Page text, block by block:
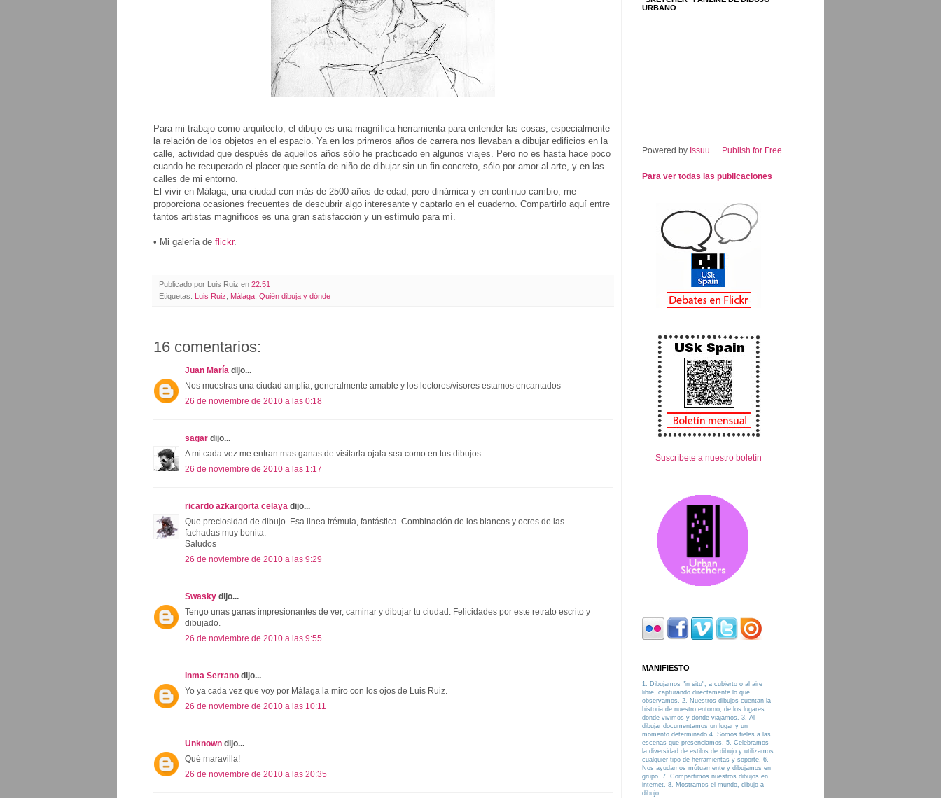
Para mi trabajo como arquitecto, el dibujo es una magnífica herramienta para entender las cosas, especialmente
la relación de los objetos en el espacio. Ya en los primeros años de carrera nos llevaban a dibujar edificios en la
calle, actividad que después de aquellos años sólo he practicado en algunos viajes. Pero no es hasta hace poco
cuando he recuperado el placer que sentía de niño de dibujar sin un fin concreto, sólo por amor al arte, y en las
calles de mi entorno.
El vivir en Málaga, una ciudad con más de 2500 años de edad, pero dinámica y en continuo cambio, me
proporciona ocasiones frecuentes de descubrir algo interesante y captarlo en el cuaderno. Compartirlo aquí entre
tantos artistas magníficos es una gran satisfacción y un estímulo para mí.
• Mi galería de flickr.
Publicado por Luis Ruiz en 22:51
Etiquetas: Luis Ruiz, Málaga, Quién dibuja y dónde
16 comentarios:
Juan María dijo...
Nos muestras una ciudad amplia, generalmente amable y los lectores/visores estamos encantados
26 de noviembre de 2010 a las 0:18
sagar dijo...
A mi cada vez me entran mas ganas de visitarla ojala sea como en tus dibujos.
26 de noviembre de 2010 a las 1:17
ricardo azkargorta celaya dijo...
Que preciosidad de dibujo. Esa linea trémula, fantástica. Combinación de los blancos y ocres de las
fachadas muy bonita.
Saludos
26 de noviembre de 2010 a las 9:29
Swasky dijo...
Tengo unas ganas impresionantes de ver, caminar y dibujar tu ciudad. Felicidades por este retrato escrito y
dibujado.
26 de noviembre de 2010 a las 9:55
Inma Serrano dijo...
Yo ya cada vez que voy por Málaga la miro con los ojos de Luis Ruiz.
26 de noviembre de 2010 a las 10:11
Unknown dijo...
Qué maravilla!
26 de noviembre de 2010 a las 20:35
URBANO
Powered by Issuu Publish for Free
Para ver todas las publicaciones
Suscríbete a nuestro boletín
MANIFIESTO
1. Dibujamos "in situ", a cubierto o al aire
libre, capturando directamente lo que
observamos. 2. Nuestros dibujos cuentan la
historia de nuestro entorno, de los lugares
donde vivimos y donde viajamos. 3. Al
dibujar documentamos un lugar y un
momento determinado 4. Somos fieles a las
escenas que presenciamos. 5. Celebramos
la diversidad de estilos de dibujo y utilizamos
cualquier tipo de herramientas y soporte. 6.
Nos ayudamos mútuamente y dibujamos en
grupo. 7. Compartimos nuestros dibujos en
internet. 8. Mostramos el mundo, dibujo a
dibujo.